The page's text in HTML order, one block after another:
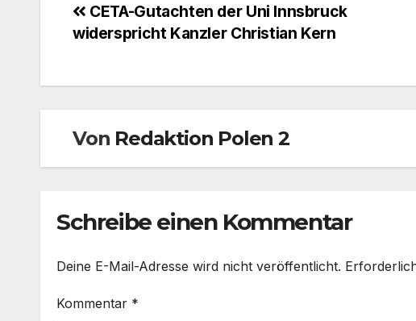
Beitragsnavigation
CETA-Gutachten der Uni Innsbruck
widerspricht Kanzler Christian Kern
Von Redaktion Polen 2
Schreibe einen Kommentar
Deine E-Mail-Adresse wird nicht veröffentlicht.
Kommentar *